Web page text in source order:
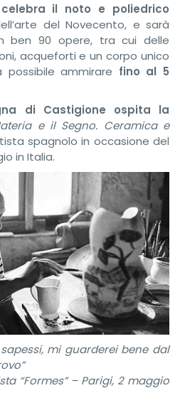
il noto e poliedrico
del Novecento, e sarà
ben 90 opere, tra cui delle
acqueforti e un corpo unico
ammirare fino al 5
di Castigione ospita la
e il Segno. Ceramica e
spagnolo in occasione del
in Italia.
sapessi, mi guarderei bene dal
“Formes” – Parigi, 2 maggio